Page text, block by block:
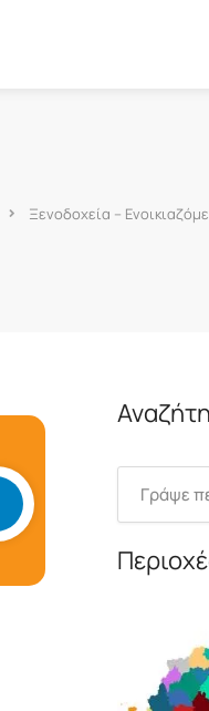
Ξενοδοχεία –